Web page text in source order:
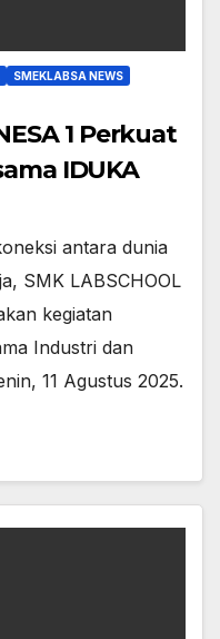
SMEKLABSA NEWS
1 Perkuat
IDUKA
antara dunia
SMK LABSCHOOL
kegiatan
Industri dan
11 Agustus 2025.